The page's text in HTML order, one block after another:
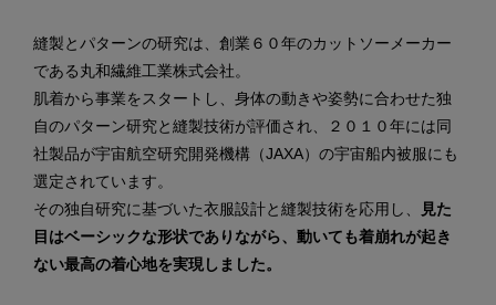
縫製とパターンの研究は、創業６０年のカットソーメーカー
である丸和繊維工業株式会社。
肌着から事業をスタートし、身体の動きや姿勢に合わせた独
自のパターン研究と縫製技術が評価され、２０１０年には同
社製品が宇宙航空研究開発機構（JAXA）の宇宙船内被服にも
選定されています。
その独自研究に基づいた衣服設計と縫製技術を応用し、
見た
目はベーシックな形状でありながら、動いても着崩れが起き
ない最高の着心地を実現しました。